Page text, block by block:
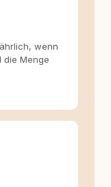
zum
Mit meinen
beitragen.
wenn
die Menge